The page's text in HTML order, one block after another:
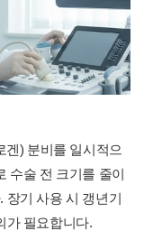
겐) 분비를 일시적으
수술 전 크기를 줄이
장기 사용 시 갱년기
가 필요합니다.